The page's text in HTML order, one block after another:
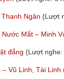
Ngân (Lượt
Mắt – Minh
đắng (Lượt nghe:
Vũ Linh, Tài Linh